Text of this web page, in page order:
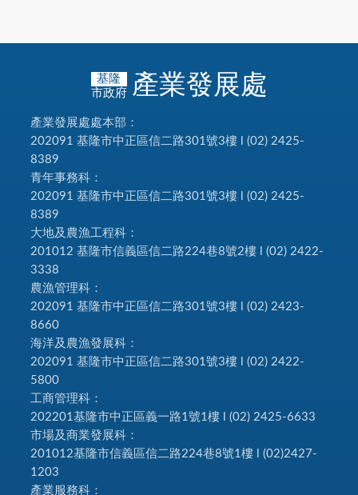
基隆
市政府 產業發展處
產業發展處處本部：
202091 基隆市中正區信二路301號3樓 l (02) 2425-
8389
青年事務科：
202091 基隆市中正區信二路301號3樓 l (02) 2425-
8389
大地及農漁工程科：
201012 基隆市信義區信二路224巷8號2樓 l (02) 2422-
3338
農漁管理科：
202091 基隆市中正區信二路301號3樓 l (02) 2423-
8660
海洋及農漁發展科：
202091 基隆市中正區信二路301號3樓 l (02) 2422-
5800
工商管理科：
202201基隆市中正區義一路1號1樓 l (02) 2425-6633
市場及商業發展科：
201012基隆市信義區信二路224巷8號1樓 l (02)2427-
1203
產業服務科：